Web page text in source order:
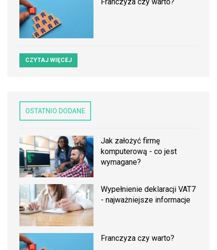
CZYTAJ WIĘCEJ
OSTATNIO DODANE
Jak założyć firmę
komputerową - co jest
wymagane?
Wypełnienie deklaracji VAT7
- najważniejsze informacje
Franczyza czy warto?